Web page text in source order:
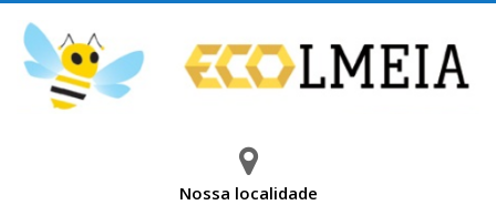
content
Nossa localidade